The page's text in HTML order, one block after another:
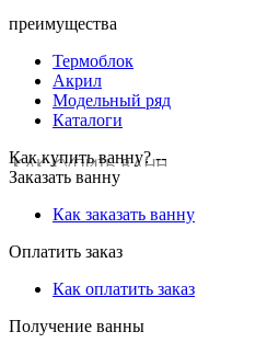
преимущества
Термоблок
Акрил
Модельный ряд
Каталоги
Как купить ванну? --
Заказать ванну
Как заказать ванну
Оплатить заказ
Как оплатить заказ
Получение ванны